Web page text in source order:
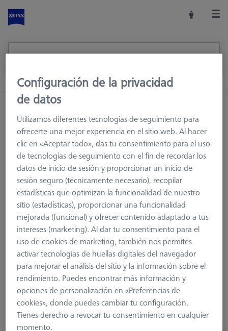
Inicio Sistemas de palpadores
Extensiones de titanio
Extensiones de titanio
Con la tecnología de vanguardia actual, las extensiones de
titanio sólo se utilizan como piezas intermedias con una
longitud de 30 mm o menos. Esto se debe al bajo
rendimiento de las extensiones de titanio en términos de
precisión y reproducibilidad. Por razones de peso, las
extensiones de titanio se redujeron en diámetro y espesor de
pared hasta tal punto que también se pudieran realizar
sistemas de palpadores con estructuras más complejas. Para
garantizar que usted siempre pueda medir con la mayor
precisión posible, ZEISS ya no venderá extensiones de
aluminio y titanio con L30 mm.
Configuración de la privacidad
de datos
Utilizamos diferentes tecnologías de seguimiento para
ofrecerte una mejor experiencia en el sitio web. Al hacer
clic en «Aceptar todo», das tu consentimiento para el uso
de tecnologías de seguimiento con el fin de recordar los
datos de inicio de sesión y proporcionar un inicio de
sesión seguro (técnicamente necesario), recopilar
estadísticas que optimizan la funcionalidad de nuestro
sitio (estadísticas), proporcionar una funcionalidad
mejorada (funcional) y ofrecer contenido adaptado a tus
intereses (marketing). Al dar tu consentimiento para el
uso de cookies de marketing, también nos permites
activar tecnologías de huellas digitales del navegador
para mejorar el análisis del sitio y la información sobre el
rendimiento. Puedes encontrar más información y
opciones de personalización en «Preferencias de
cookies», donde puedes cambiar tu configuración.
Tienes derecho a revocar tu consentimiento en cualquier
momento.